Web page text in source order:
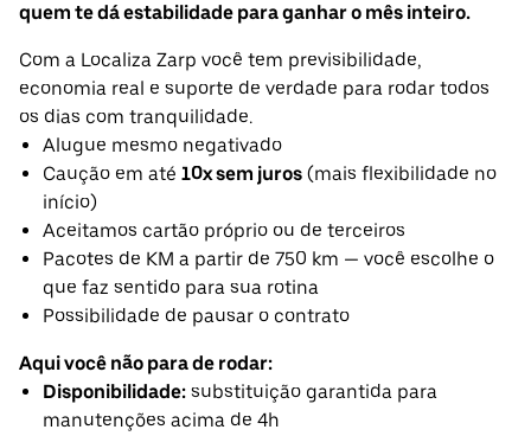
quem te dá estabilidade para ganhar o mês inteiro.
Com a Localiza Zarp você tem previsibilidade,
economia real e suporte de verdade para rodar todos
os dias com tranquilidade.
Alugue mesmo negativado
Caução em até 10x sem juros (mais flexibilidade no
início)
Aceitamos cartão próprio ou de terceiros
Pacotes de KM a partir de 750 km — você escolhe o
que faz sentido para sua rotina
Possibilidade de pausar o contrato
Aqui você não para de rodar:
Disponibilidade: substituição garantida para
manutenções acima de 4h